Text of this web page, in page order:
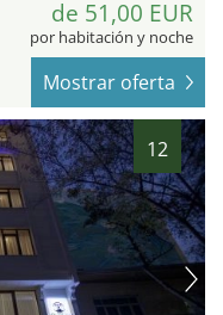
de 51,00 EUR
por habitación y noche
Mostrar oferta
12